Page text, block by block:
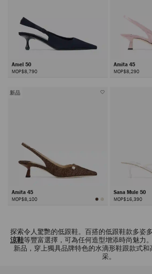
Amel 50
MOP$8,790
Amita 45
MOP$8,290
新品
Amita 45
MOP$8,100
Sana Mule 50
MOP$16,390
頁
探索令人驚艷的低跟鞋。百搭的低跟鞋款多姿
涼鞋等豐富選擇，可為任何造型增添時尚魅力
新品，穿上獨具品牌特色的水滴形鞋跟款式和
采。